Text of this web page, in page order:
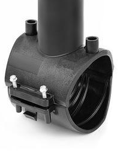
DETALLES